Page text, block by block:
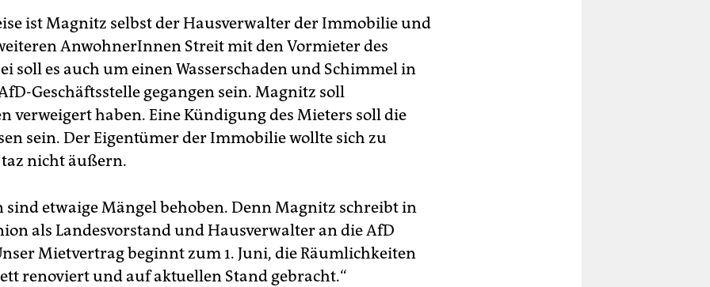
ist Magnitz selbst der Hausverwalter der Immobilie und
AnwohnerInnen Streit mit den Vormieter des
soll es auch um einen Wasserschaden und Schimmel in
Geschäftsstelle gegangen sein. Magnitz soll
verweigert haben. Eine Kündigung des Mieters soll die
sein. Der Eigentümer der Immobilie wollte sich zu
nicht äußern.
sind etwaige Mängel behoben. Denn Magnitz schreibt in
als Landesvorstand und Hausverwalter an die AfD
Mietvertrag beginnt zum 1. Juni, die Räumlichkeiten
renoviert und auf aktuellen Stand gebracht.“